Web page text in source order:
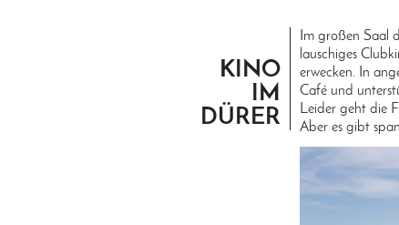
KINO
IM
DÜRER
Im großen Saal
lauschiges
erwecken. In
Café und
Leider geht die
Aber es gibt